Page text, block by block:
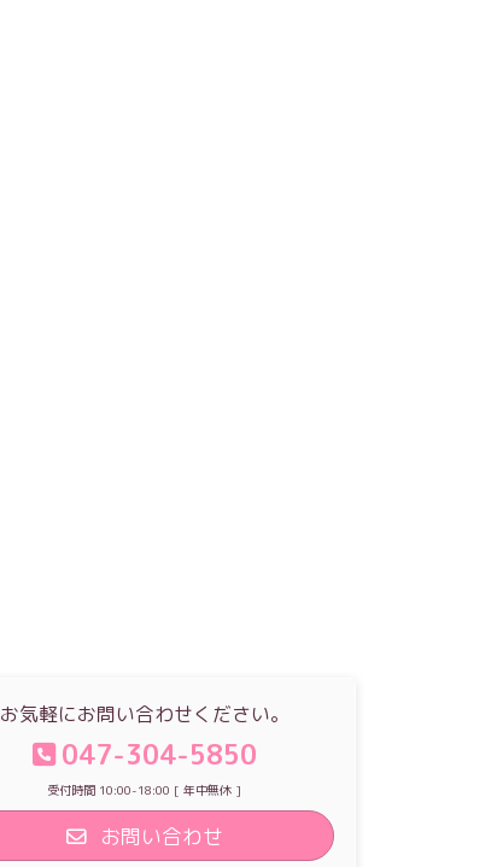
お気軽にお問い合わせください。
047-304-5850
受付時間 10:00-18:00 [ 年中無休 ]
お問い合わせ